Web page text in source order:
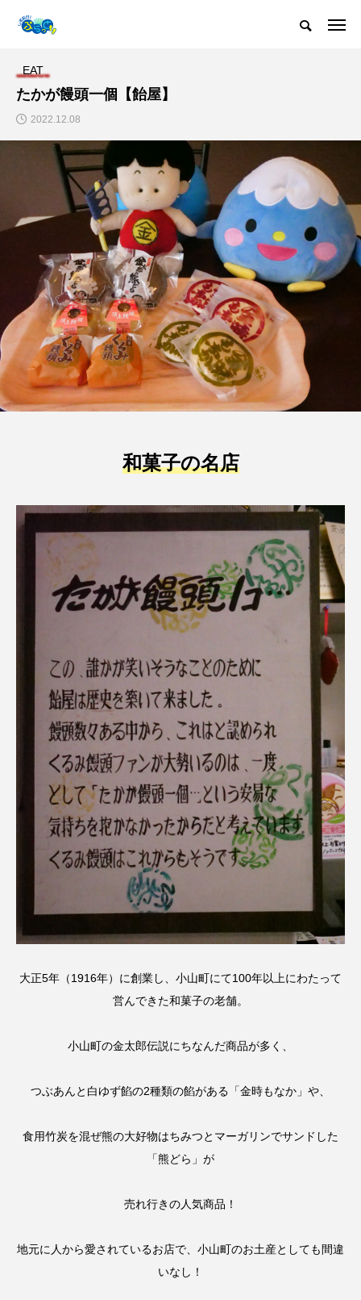
EAT
たかが饅頭一個【飴屋】
2022.12.08
和菓子の名店
大正5年（1916年）に創業し、小山町にて100年以上にわたって
営んできた和菓子の老舗。
小山町の金太郎伝説にちなんだ商品が多く、
つぶあんと白ゆず餡の2種類の餡がある「金時もなか」や、
食用竹炭を混ぜ熊の大好物はちみつとマーガリンでサンドした
「熊どら」が
売れ行きの人気商品！
地元に人から愛されているお店で、小山町のお土産としても間違
いなし！